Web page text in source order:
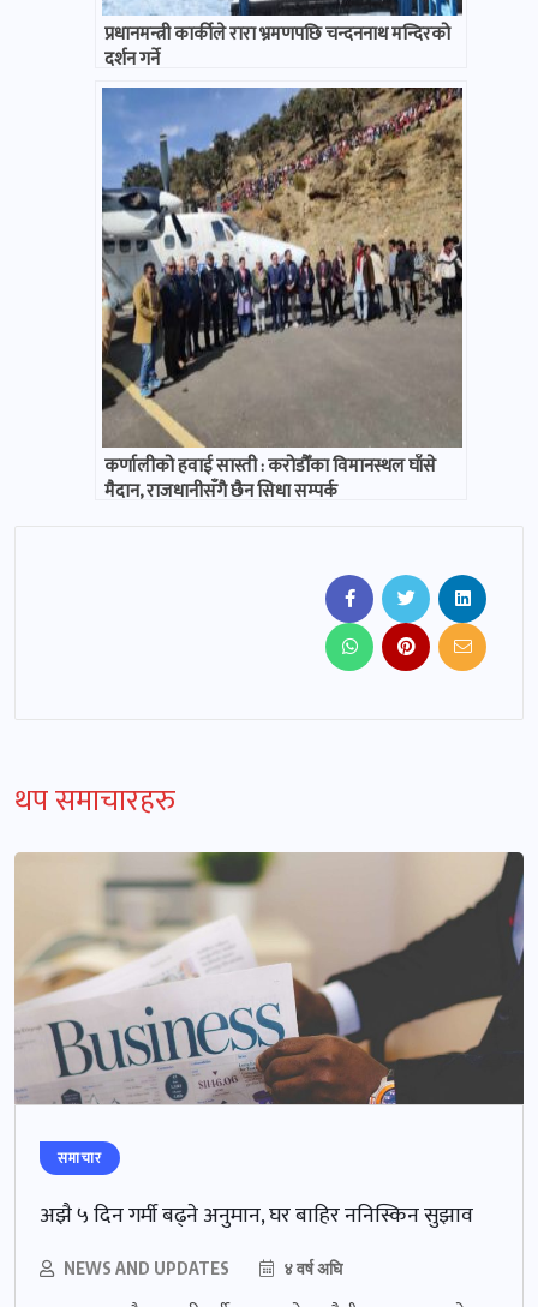
प्रधानमन्त्री कार्कीले रारा भ्रमणपछि चन्दननाथ मन्दिरको
दर्शन गर्ने
कर्णालीको हवाई सास्ती : करोडौँका विमानस्थल घाँसे
मैदान, राजधानीसँगै छैन सिधा सम्पर्क
थप समाचारहरु
समाचार
अझै ५ दिन गर्मी बढ्ने अनुमान, घर बाहिर ननिस्किन सुझाव
NEWS AND UPDATES ४ वर्ष अघि